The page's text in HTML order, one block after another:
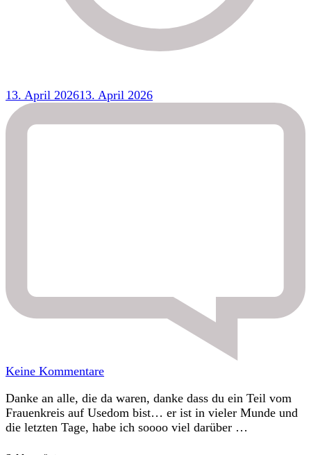
13. April 202613. April 2026
Keine Kommentarezu
Usedom
–
DANKESCHÖN
Danke an alle, die da waren, danke dass du ein Teil vom
Frauenkreis auf Usedom bist… er ist in vieler Munde und
die letzten Tage, habe ich soooo viel darüber …